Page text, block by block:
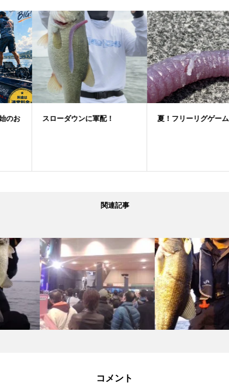
スローダウンに軍配！ 夏！フリーリグゲーム
関連記事
コメント